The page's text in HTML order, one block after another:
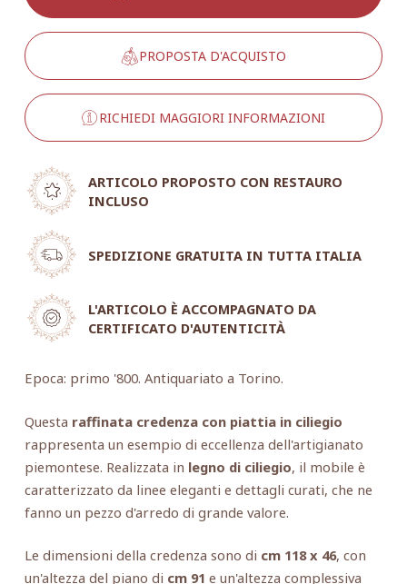
PROPOSTA D'ACQUISTO
RICHIEDI MAGGIORI INFORMAZIONI
ARTICOLO PROPOSTO CON RESTAURO
INCLUSO
SPEDIZIONE GRATUITA IN TUTTA ITALIA
L'ARTICOLO È ACCOMPAGNATO DA
CERTIFICATO D'AUTENTICITÀ
Epoca: primo '800. Antiquariato a Torino.
Questa raffinata credenza con piattia in ciliegio
rappresenta un esempio di eccellenza dell'artigianato
piemontese. Realizzata in legno di ciliegio, il mobile è
caratterizzato da linee eleganti e dettagli curati, che ne
fanno un pezzo d'arredo di grande valore.
Le dimensioni della credenza sono di cm 118 x 46, con
un'altezza del piano di cm 91 e un'altezza complessiva